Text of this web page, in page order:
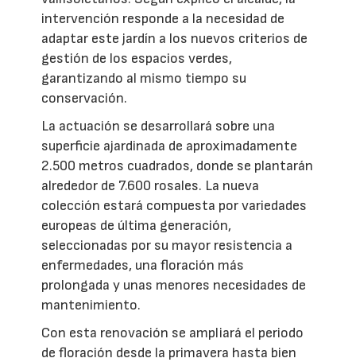
intervención responde a la necesidad de
adaptar este jardín a los nuevos criterios de
gestión de los espacios verdes,
garantizando al mismo tiempo su
conservación.
La actuación se desarrollará sobre una
superficie ajardinada de aproximadamente
2.500 metros cuadrados, donde se plantarán
alrededor de 7.600 rosales. La nueva
colección estará compuesta por variedades
europeas de última generación,
seleccionadas por su mayor resistencia a
enfermedades, una floración más
prolongada y unas menores necesidades de
mantenimiento.
Con esta renovación se ampliará el periodo
de floración desde la primavera hasta bien